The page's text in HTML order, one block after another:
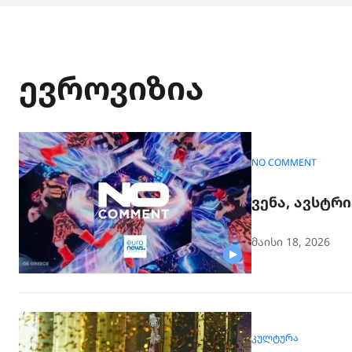
ევროვიზია
NO COMMENT
ვენა,
მაისი 18, 2026
ᲙᲣᲚᲢᲣᲠᲐ